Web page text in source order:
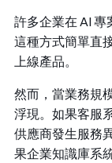
許多企業在 AI 專
這種方式簡單直
上線產品。
然而，當業務規
浮現。如果客服
供應商發生服務
果企業知識庫系